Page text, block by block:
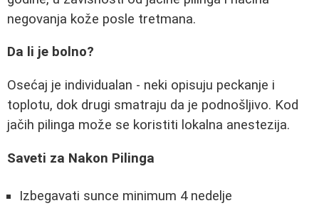
negovanja kože posle tretmana.
Da li je bolno?
Osećaj je individualan - neki opisuju peckanje i
toplotu, dok drugi smatraju da je podnošljivo. Kod
jačih pilinga može se koristiti lokalna anestezija.
Saveti za Nakon Pilinga
Izbegavati sunce minimum 4 nedelje